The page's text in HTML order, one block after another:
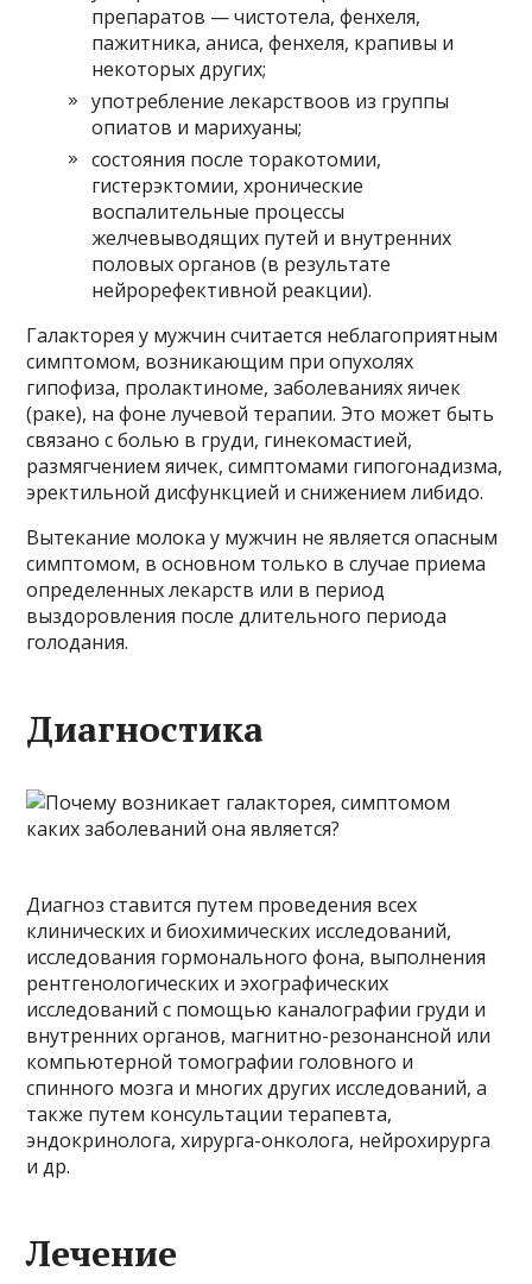
препаратов — чистотела, фенхеля,
пажитника, аниса, фенхеля, крапивы и
некоторых других;
употребление лекарствоов из группы
опиатов и марихуаны;
состояния после торакотомии,
гистерэктомии, хронические
воспалительные процессы
желчевыводящих путей и внутренних
половых органов (в результате
нейрорефективной реакции).
Галакторея у мужчин считается неблагоприятным
симптомом, возникающим при опухолях
гипофиза, пролактиноме, заболеваниях яичек
(раке), на фоне лучевой терапии. Это может быть
связано с болью в груди, гинекомастией,
размягчением яичек, симптомами гипогонадизма,
эректильной дисфункцией и снижением либидо.
Вытекание молока у мужчин не является опасным
симптомом, в основном только в случае приема
определенных лекарств или в период
выздоровления после длительного периода
голодания.
Диагностика
Диагноз ставится путем проведения всех
клинических и биохимических исследований,
исследования гормонального фона, выполнения
рентгенологических и эхографических
исследований с помощью каналографии груди и
внутренних органов, магнитно-резонансной или
компьютерной томографии головного и
спинного мозга и многих других исследований, а
также путем консультации терапевта,
эндокринолога, хирурга-онколога, нейрохирурга
и др.
Лечение